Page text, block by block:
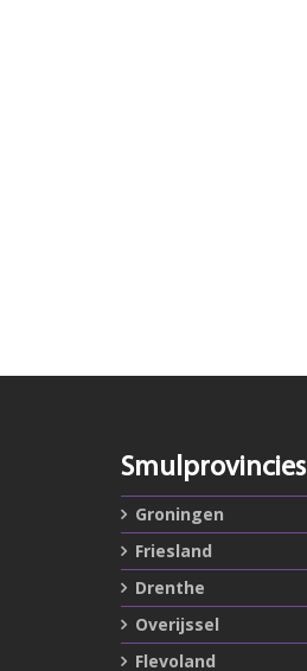
Smulprovincies
Groningen
Friesland
Drenthe
Overijssel
Flevoland